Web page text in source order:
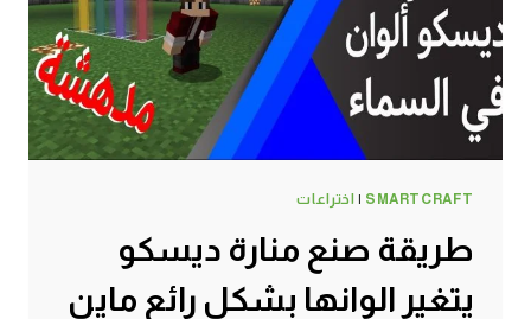
SMARTCRAFT
| اختراعات
طريقة صنع منارة ديسكو
يتغير الوانها بشكل رائع ماين